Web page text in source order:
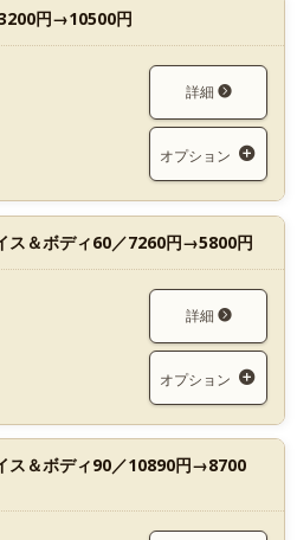
円→10500円
詳細
オプション
ス＆ボディ60／7260円→5800円
詳細
オプション
ス＆ボディ90／10890円→8700